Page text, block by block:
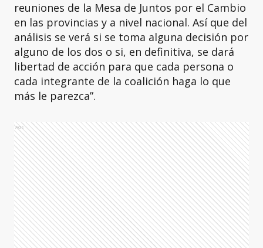
reuniones de la Mesa de Juntos por el Cambio
en las provincias y a nivel nacional. Así que del
análisis se verá si se toma alguna decisión por
alguno de los dos o si, en definitiva, se dará
libertad de acción para que cada persona o
cada integrante de la coalición haga lo que
más le parezca”.
Ads